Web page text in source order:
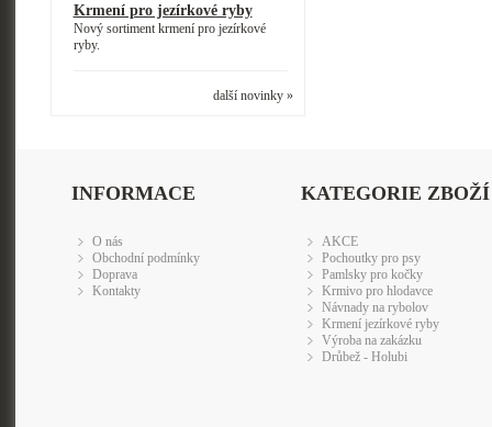
Krmení pro jezírkové ryby
Nový sortiment krmení pro jezírkové
ryby.
další novinky »
INFORMACE
O nás
Obchodní podmínky
Doprava
Kontakty
KATEGORIE ZBOŽÍ
AKCE
Pochoutky pro psy
Pamlsky pro kočky
Krmivo pro hlodavce
Návnady na rybolov
Krmení jezírkové ryby
Výroba na zakázku
Drůbež - Holubi